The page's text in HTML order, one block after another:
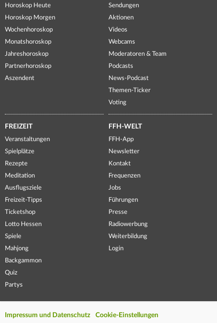
Horoskop Heute
Horoskop Morgen
Wochenhoroskop
Monatshoroskop
Jahreshoroskop
Partnerhoroskop
Aszendent
Sendungen
Aktionen
Videos
Webcams
Moderatoren & Team
Podcasts
News-Podcast
Themen-Ticker
Voting
FREIZEIT
Veranstaltungen
Spielplätze
Rezepte
Meditation
Ausflugsziele
Freizeit-Tipps
Ticketshop
Lotto Hessen
Spiele
Mahjong
Backgammon
Quiz
Partys
FFH-WELT
FFH-App
Newsletter
Kontakt
Frequenzen
Jobs
Führungen
Presse
Radiowerbung
Weiterbildung
Login
Impressum und Datenschutz Cookie-Einstellungen